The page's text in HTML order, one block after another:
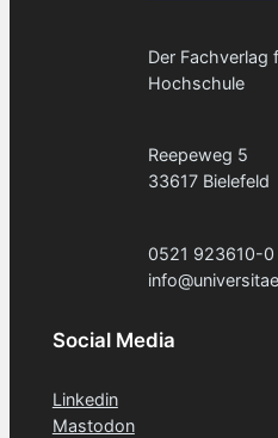
Der Fachverlag
Hochschule
Reepeweg 5
33617 Bielefeld
0521 923610-0
Social Media
Linkedin
Mastodon